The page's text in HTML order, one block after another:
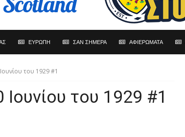
ΕΥΡΩΠΗ ΣΑΝ ΣΗΜΕΡΑ ΑΦΙΕΡΩΜΑΤΑ
του 1929 #1
του 1929 #1